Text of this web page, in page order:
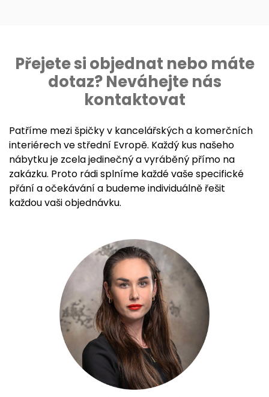
Přejete si objednat nebo máte
dotaz? Neváhejte nás
kontaktovat
Patříme mezi špičky v kancelářských a komerčních
interiérech ve střední Evropě. Každý kus našeho
nábytku je zcela jedinečný a vyráběný přímo na
zakázku. Proto rádi splníme každé vaše specifické
přání a očekávání a budeme individuálně řešit
každou vaši objednávku.